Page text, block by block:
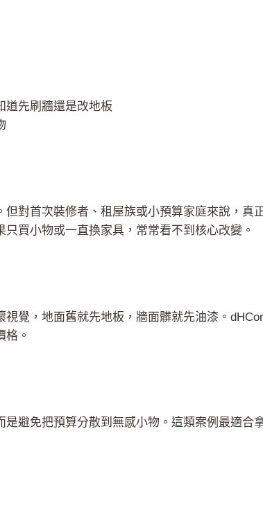
道先刷牆還是改地板
對首次裝修者、租屋族或小預算家庭來說，真
買小物或一直換家具，常常看不到核心改變。
覺，地面舊就先地板，牆面髒就先油漆。
格。
避免把預算分散到無感小物。這類案例最適合